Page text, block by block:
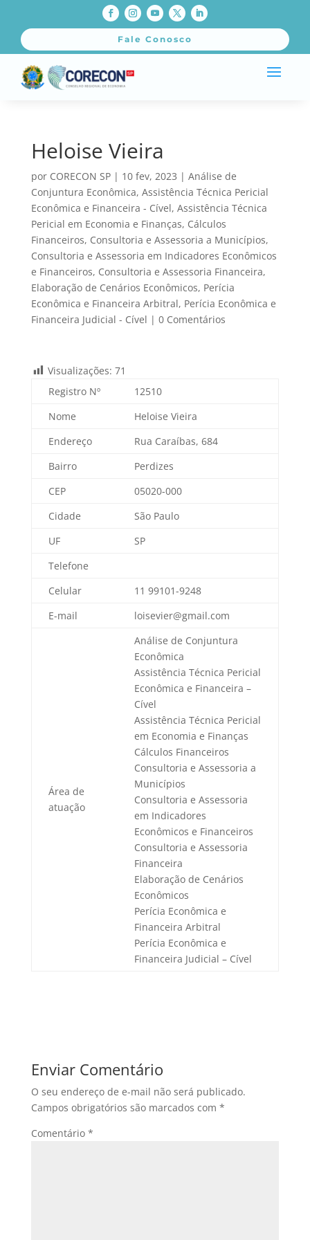
Fale Conosco
Heloise Vieira
por CORECON SP| 10 fev, 2023 | Análise de
Conjuntura Econômica, Assistência Técnica Pericial
Econômica e Financeira - Cível, Assistência Técnica
Pericial em Economia e Finanças, Cálculos
Financeiros, Consultoria e Assessoria a Municípios,
Consultoria e Assessoria em Indicadores Econômicos
e Financeiros, Consultoria e Assessoria Financeira,
Elaboração de Cenários Econômicos, Perícia
Econômica e Financeira Arbitral, Perícia Econômica e
Financeira Judicial - Cível | 0 Comentários
Visualizações: 71
Registro Nº
12510
Nome
Heloise Vieira
Endereço
Rua Caraíbas, 684
Bairro
Perdizes
CEP
05020-000
Cidade
São Paulo
UF
SP
Telefone
Celular
11 99101-9248
E-mail
loisevier@gmail.com
Área de
atuação
Análise de Conjuntura
Econômica
Assistência Técnica Pericial
Econômica e Financeira –
Cível
Assistência Técnica Pericial
em Economia e Finanças
Cálculos Financeiros
Consultoria e Assessoria a
Municípios
Consultoria e Assessoria
em Indicadores
Econômicos e Financeiros
Consultoria e Assessoria
Financeira
Elaboração de Cenários
Econômicos
Perícia Econômica e
Financeira Arbitral
Perícia Econômica e
Financeira Judicial – Cível
Enviar Comentário
O seu endereço de e-mail não será publicado.
Campos obrigatórios são marcados com *
Comentário *